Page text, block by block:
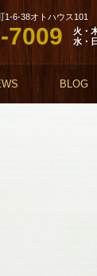
1-6-38オトハウス101
7009
火・
水・
BLOG